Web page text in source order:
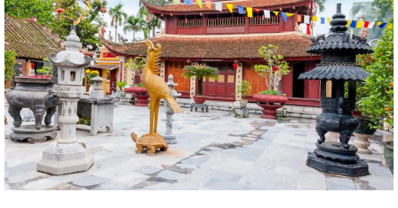
Tăng cường quản lý điểm kinh doanh tự phát, bảo đảm an toàn phòng
cháy tại các chợ
Tăng cường quản lý thuốc bảo vệ thực vật, bảo đảm an toàn sản xuất
nông nghiệp
Sở Giáo dục và Đào tạo Hải Phòng yêu cầu tập trung chuẩn bị đầy đủ
các điều kiện cho năm học...
Đảng bộ xã Trường Tân học tập, quán triệt Nghị quyết Hội nghị lần thứ